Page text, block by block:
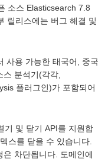
소스 Elasticsearch 7.8
릴리스에는 버그 해결 및
사용 가능한 태국어, 중국
분석기(각각,
플러그인)가 포함되어
기 및 닫기 API를 지원합
스를 닫을 수 있습니다.
차단됩니다. 도메인에